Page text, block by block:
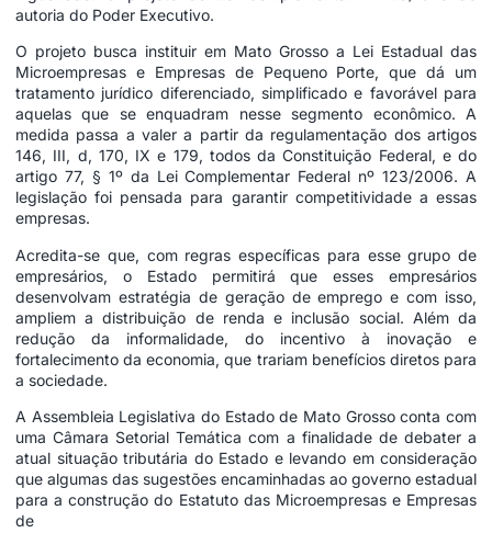
autoria do Poder Executivo.
O projeto busca instituir em Mato Grosso a Lei Estadual das
Microempresas e Empresas de Pequeno Porte, que dá um
tratamento jurídico diferenciado, simplificado e favorável para
aquelas que se enquadram nesse segmento econômico. A
medida passa a valer a partir da regulamentação dos artigos
146, III, d, 170, IX e 179, todos da Constituição Federal, e do
artigo 77, § 1º da Lei Complementar Federal nº 123/2006. A
legislação foi pensada para garantir competitividade a essas
empresas.
Acredita-se que, com regras específicas para esse grupo de
empresários, o Estado permitirá que esses empresários
desenvolvam estratégia de geração de emprego e com isso,
ampliem a distribuição de renda e inclusão social. Além da
redução da informalidade, do incentivo à inovação e
fortalecimento da economia, que trariam benefícios diretos para
a sociedade.
A Assembleia Legislativa do Estado de Mato Grosso conta com
uma Câmara Setorial Temática com a finalidade de debater a
atual situação tributária do Estado e levando em consideração
que algumas das sugestões encaminhadas ao governo estadual
para a construção do Estatuto das Microempresas e Empresas
de